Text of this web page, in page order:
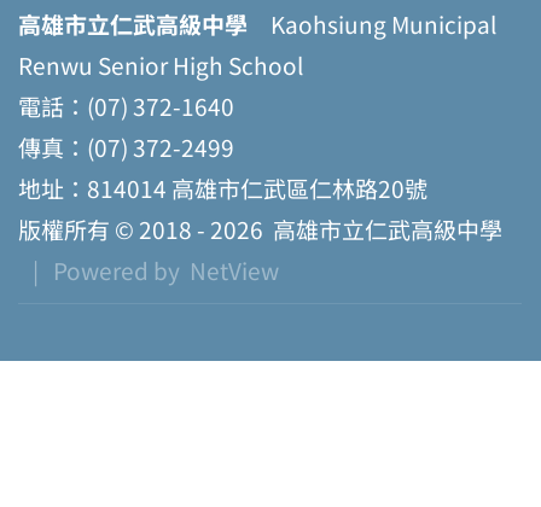
高雄市立仁武高級中學 Kaohsiung Municipal
Renwu Senior High School
電話：(07) 372-1640
傳真：(07) 372-2499
地址：814014 高雄市仁武區仁林路20號
版權所有 © 2018 - 2026 高雄市立仁武高級中學
| Powered by NetView